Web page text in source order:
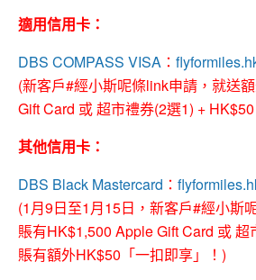
適用信用卡：
DBS COMPASS VISA ：
(新客戶#經小斯呢條link申請，就送
Gift Card 或 超市禮券(2選1) +
其他信用卡：
DBS Black Mastercard ：
(1月9日至1月15日，新客戶#經小斯
賬有HK$1,500 Apple Gift Card 或
賬有額外HK$50「一扣即享」！)